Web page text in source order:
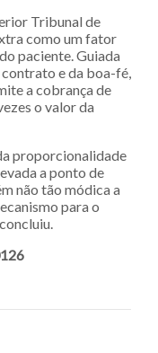
Tribunal de
como um fator
paciente. Guiada
e da boa-fé,
a cobrança de
o valor da
proporcionalidade
a ponto de
não tão módica a
para o